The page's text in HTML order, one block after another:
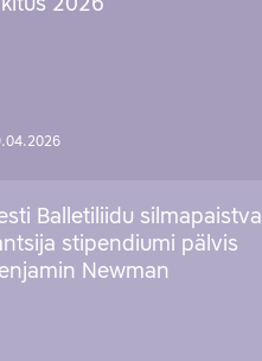
2026
Balletiliidu silmapaistva
stipendiumi pälvis
Newman